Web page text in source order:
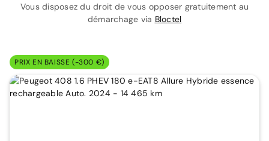
Vous disposez du droit de vous opposer gratuitement au
démarchage via Bloctel
PRIX EN BAISSE (-300 €)